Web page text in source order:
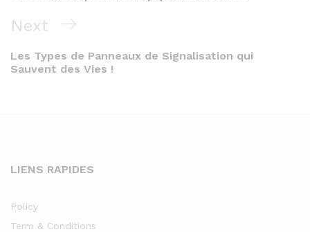
Next
Post
Next
Les Types de Panneaux de Signalisation qui
Sauvent des Vies !
LIENS RAPIDES
Policy
Term & Conditions